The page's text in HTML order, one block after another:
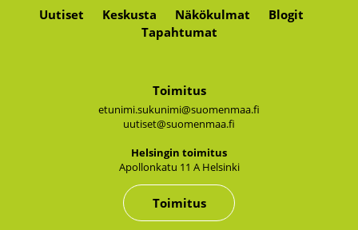
Uutiset Keskusta Näkökulmat
Blogit
Tapahtumat
Toimitus
etunimi.sukunimi@suomenmaa.fi
uutiset@suomenmaa.fi
Hel­sin­gin toi­mi­tus
Apol­lon­ka­tu 11 A Hel­sin­ki
Toimitus